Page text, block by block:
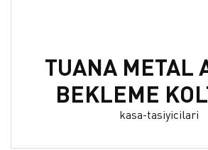
TUANA METAL
BEKLEME
kasa-tasiyicilari